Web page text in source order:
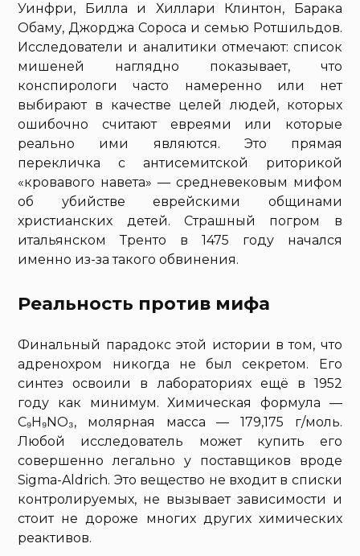
Уинфри, Билла и Хиллари Клинтон, Барака
Обаму, Джорджа Сороса и семью Ротшильдов.
Исследователи и аналитики отмечают: список
мишеней наглядно показывает, что
конспирологи часто намеренно или нет
выбирают в качестве целей людей, которых
ошибочно считают евреями или которые
реально ими являются. Это прямая
перекличка с антисемитской риторикой
«кровавого навета» — средневековым мифом
об убийстве еврейскими общинами
христианских детей. Страшный погром в
итальянском Тренто в 1475 году начался
именно из-за такого обвинения.
Реальность против мифа
Финальный парадокс этой истории в том, что
адренохром никогда не был секретом. Его
синтез освоили в лабораториях ещё в 1952
году как минимум. Химическая формула —
C₉H₉NO₃, молярная масса — 179,175 г/моль.
Любой исследователь может купить его
совершенно легально у поставщиков вроде
Sigma-Aldrich. Это вещество не входит в списки
контролируемых, не вызывает зависимости и
стоит не дороже многих других химических
реактивов.